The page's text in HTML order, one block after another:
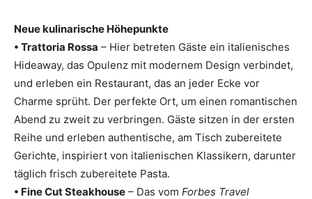
Neue kulinarische Höhepunkte
• Trattoria Rossa – Hier betreten Gäste ein italienisches
Hideaway, das Opulenz mit modernem Design verbindet,
und erleben ein Restaurant, das an jeder Ecke vor
Charme sprüht. Der perfekte Ort, um einen romantischen
Abend zu zweit zu verbringen. Gäste sitzen in der ersten
Reihe und erleben authentische, am Tisch zubereitete
Gerichte, inspiriert von italienischen Klassikern, darunter
täglich frisch zubereitete Pasta.
• Fine Cut Steakhouse – Das vom Forbes Travel